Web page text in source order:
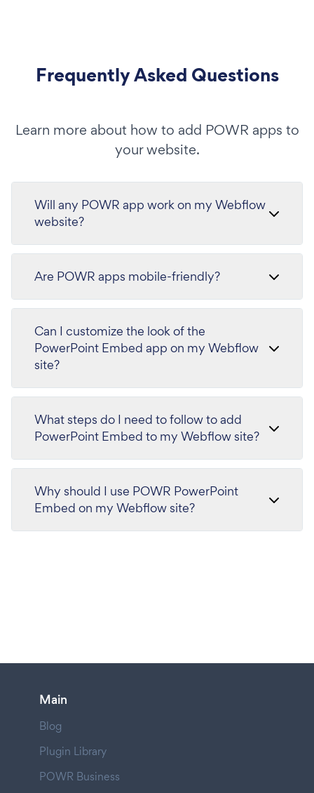
Frequently Asked Questions
Learn more about how to add POWR apps to
your website.
Will any POWR app work on my Webflow
website?
Are POWR apps mobile-friendly?
Can I customize the look of the
PowerPoint Embed app on my Webflow
site?
What steps do I need to follow to add
PowerPoint Embed to my Webflow site?
Why should I use POWR PowerPoint
Embed on my Webflow site?
Main
Blog
Plugin Library
POWR Business